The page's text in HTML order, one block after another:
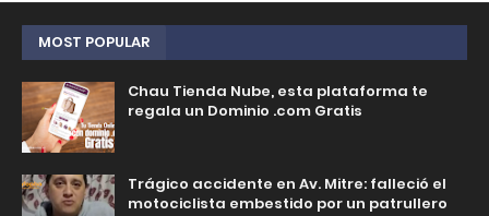
MOST POPULAR
Chau Tienda Nube, esta plataforma te
regala un Dominio .com Gratis
Trágico accidente en Av. Mitre: falleció el
motociclista embestido por un patrullero